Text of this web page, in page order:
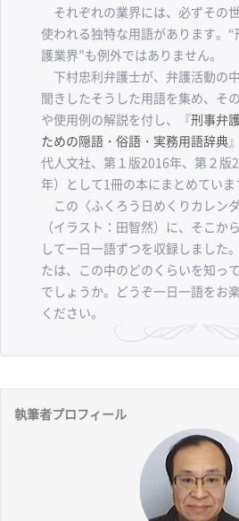
それぞれの業界には、必ずその
使われる独特な用語があります。“
護業界”も例外ではありません。
下村忠利弁護士が、弁護活動の
聞きしたそうした用語を集め、そ
や使用例の解説を付し、『刑事弁
ための隠語・俗語・実務用語辞典
代人文社、第１版2016年、第２版
年）として1冊の本にまとめていま
この〈ふくろう日めくりカレンダ
（イラスト：田智然）に、そこか
して一日一語ずつを収録しました
たは、この中のどのくらいを知っ
でしょうか。どうぞ一日一語をお
ください。
執筆者プロフィール